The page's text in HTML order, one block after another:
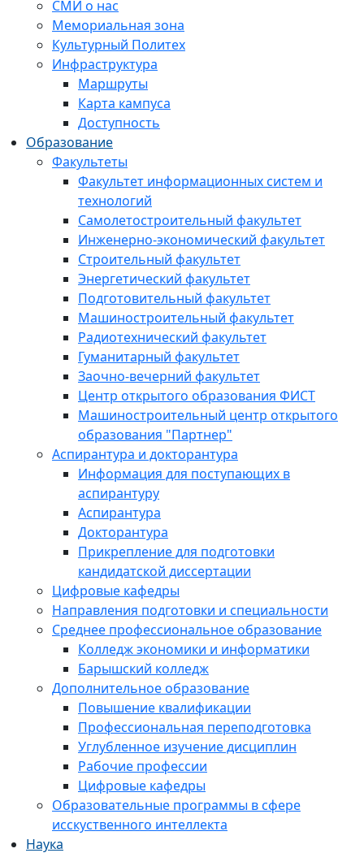
СМИ о нас
Мемориальная зона
Культурный Политех
Инфраструктура
Маршруты
Карта кампуса
Доступность
Образование
Факультеты
Факультет информационных систем и
технологий
Самолетостроительный факультет
Инженерно-экономический факультет
Строительный факультет
Энергетический факультет
Подготовительный факультет
Машиностроительный факультет
Радиотехнический факультет
Гуманитарный факультет
Заочно-вечерний факультет
Центр открытого образования ФИСТ
Машиностроительный центр открытого
образования "Партнер"
Аспирантура и докторантура
Информация для поступающих в
аспирантуру
Аспирантура
Докторантура
Прикрепление для подготовки
кандидатской диссертации
Цифровые кафедры
Направления подготовки и специальности
Среднее профессиональное образование
Колледж экономики и информатики
Барышский колледж
Дополнительное образование
Повышение квалификации
Профессиональная переподготовка
Углубленное изучение дисциплин
Рабочие профессии
Цифровые кафедры
Образовательные программы в сфере
исскуственного интеллекта
Наука